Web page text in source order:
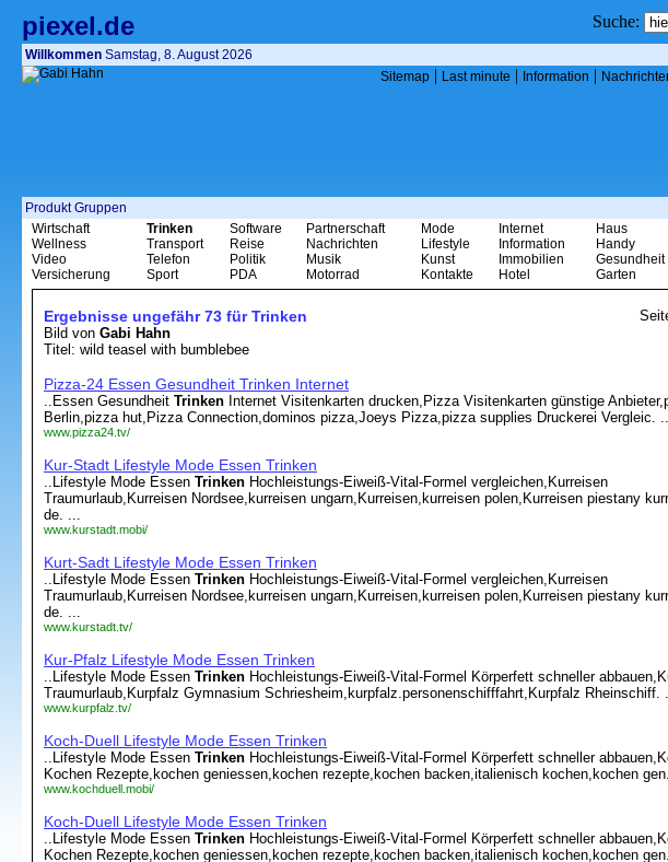
piexel.de Suche:
Willkommen Samstag, 8. August 2026
Sitemap | Last minute | Information |
Produkt Gruppen
Wirtschaft
Wellness
Video
Versicherung
Trinken
Transport
Telefon
Sport
Software
Reise
Politik
PDA
Partnerschaft
Nachrichten
Musik
Motorrad
Mode
Lifestyle
Kunst
Kontakte
Internet
Information
Immobilien
Hotel
Haus
Handy
Gesundheit
Garten
Ergebnisse ungefähr 73 für Trinken
Bild von Gabi Hahn
Titel: wild teasel with bumblebee
Pizza-24 Essen Gesundheit Trinken Internet
..Essen Gesundheit Trinken Internet Visitenkarten drucken,Pizza Visitenkarten günstige
Berlin,pizza hut,Pizza Connection,dominos pizza,Joeys Pizza,pizza supplies Druckerei Vergleic.
www.pizza24.tv/
Kur-Stadt Lifestyle Mode Essen Trinken
..Lifestyle Mode Essen Trinken Hochleistungs-Eiweiß-Vital-Formel vergleichen,Kurreisen
Traumurlaub,Kurreisen Nordsee,kurreisen ungarn,Kurreisen,kurreisen polen,Kurreisen piestany
de. ...
www.kurstadt.mobi/
Kurt-Sadt Lifestyle Mode Essen Trinken
..Lifestyle Mode Essen Trinken Hochleistungs-Eiweiß-Vital-Formel vergleichen,Kurreisen
Traumurlaub,Kurreisen Nordsee,kurreisen ungarn,Kurreisen,kurreisen polen,Kurreisen piestany
de. ...
www.kurstadt.tv/
Kur-Pfalz Lifestyle Mode Essen Trinken
..Lifestyle Mode Essen Trinken Hochleistungs-Eiweiß-Vital-Formel Körperfett schneller
Traumurlaub,Kurpfalz Gymnasium Schriesheim,kurpfalz.personenschifffahrt,Kurpfalz Rheinschiff.
www.kurpfalz.tv/
Koch-Duell Lifestyle Mode Essen Trinken
..Lifestyle Mode Essen Trinken Hochleistungs-Eiweiß-Vital-Formel Körperfett schneller
Kochen Rezepte,kochen geniessen,kochen rezepte,kochen backen,italienisch kochen,kochen
www.kochduell.mobi/
Koch-Duell Lifestyle Mode Essen Trinken
..Lifestyle Mode Essen Trinken Hochleistungs-Eiweiß-Vital-Formel Körperfett schneller
Kochen Rezepte,kochen geniessen,kochen rezepte,kochen backen,italienisch kochen,kochen